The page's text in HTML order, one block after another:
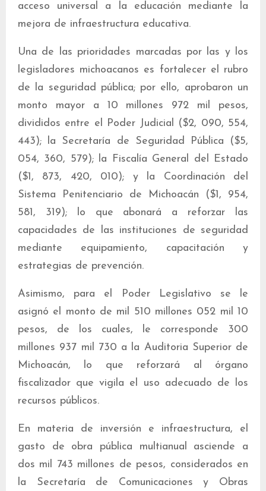
acceso universal a la educación mediante la
mejora de infraestructura educativa.
Una de las prioridades marcadas por las y los
legisladores michoacanos es fortalecer el rubro
de la seguridad pública; por ello, aprobaron un
monto mayor a 10 millones 972 mil pesos,
divididos entre el Poder Judicial ($2, 090, 554,
443); la Secretaría de Seguridad Pública ($5,
054, 360, 579); la Fiscalía General del Estado
($1, 873, 420, 010); y la Coordinación del
Sistema Penitenciario de Michoacán ($1, 954,
581, 319); lo que abonará a reforzar las
capacidades de las instituciones de seguridad
mediante equipamiento, capacitación y
estrategias de prevención.
Asimismo, para el Poder Legislativo se le
asignó el monto de mil 510 millones 052 mil 10
pesos, de los cuales, le corresponde 300
millones 937 mil 730 a la Auditoria Superior de
Michoacán, lo que reforzará al órgano
fiscalizador que vigila el uso adecuado de los
recursos públicos.
En materia de inversión e infraestructura, el
gasto de obra pública multianual asciende a
dos mil 743 millones de pesos, considerados en
la Secretaría de Comunicaciones y Obras